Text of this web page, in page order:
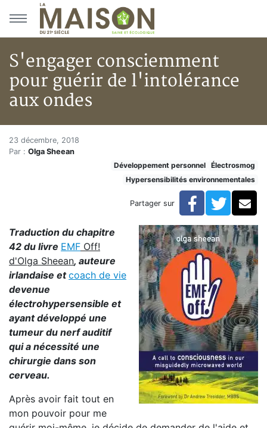
Aller au menu principal
Aller au contenu principal
S'engager consciemment
pour guérir de l'intolérance
aux ondes
Accueil
Articles
Hypersensibilités environnementales
S'engager consciemment pour guérir de l'intolérance
S'engager consciemment
23 décembre, 2018
Par : Olga Sheean
Développement personnel
Électrosmog
Hypersensibilités environnementales
Partager sur Facebook
Traduction du chapitre
42 du livre EMF Off!
d'Olga Sheean, auteure
irlandaise etcoach de vie
devenue
électrohypersensible et
ayant développé une
tumeur du nerf auditif
qui a nécessité une
chirurgie dans son
cerveau.
Après avoir fait tout en
mon pouvoir pour me